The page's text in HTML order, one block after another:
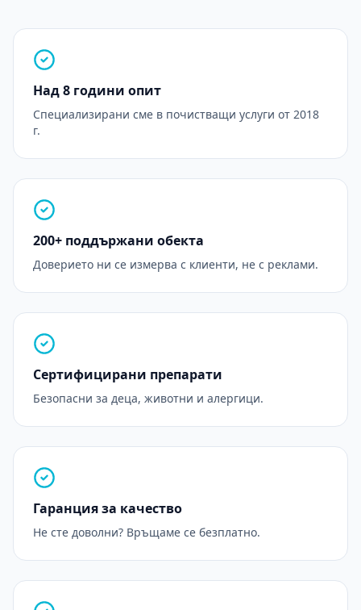
Над 8 години опит
Специализирани сме в почистващи услуги от 2018
г.
200+ поддържани обекта
Доверието ни се измерва с клиенти, не с реклами.
Сертифицирани препарати
Безопасни за деца, животни и алергици.
Гаранция за качество
Не сте доволни? Връщаме се безплатно.